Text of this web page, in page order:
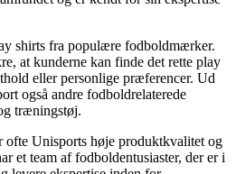
shirts fra populære fodboldmærker.
at kunderne kan finde det rette play
eller personlige præferencer. Ud
også andre fodboldrelaterede
træningstøj.
ofte Unisports høje produktkvalitet og
et team af fodboldentusiaster, der er i